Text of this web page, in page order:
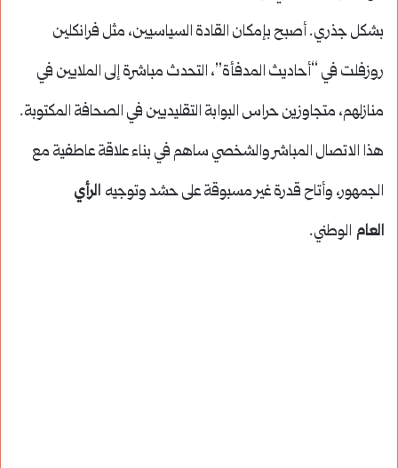
بشكل جذري. أصبح بإمكان القادة السياسيين، مثل فرانكلين
روزفلت في “أحاديث المدفأة”، التحدث مباشرة إلى الملايين في
منازلهم، متجاوزين حراس البوابة التقليديين في الصحافة المكتوبة.
هذا الاتصال المباشر والشخصي ساهم في بناء علاقة عاطفية مع
الجمهور، وأتاح قدرة غير مسبوقة على حشد وتوجيه الرأي
العام الوطني.